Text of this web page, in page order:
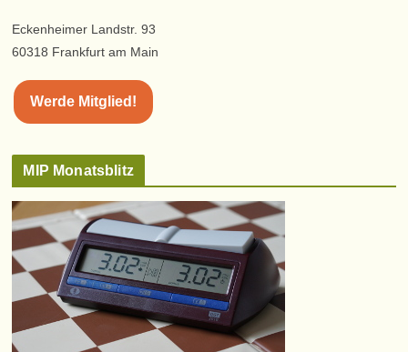
Eckenheimer Landstr. 93
60318 Frankfurt am Main
Werde Mitglied!
MIP Monatsblitz